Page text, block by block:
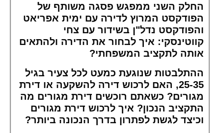
החלק השני ממפגש פסגה משותף של
הפודקסט המרוץ לדירה עם ימית אפריאט
והפודקסט נדל"ן בשידור עם צחי
קווטינסקי: איך לבחור את הדירה ולהתאים
אותה לתקציב המשפחתי?
ההתלבטות שנוגעת כמעט לכל צעיר בגיל
25-35, האם לרכוש דירה להשקעה או דירת
מגורים? כשאתם רוכשים דירת מגורים מה
התקציב הנכון? איך לרכוש דירת מגורים
וכיצד לגשת לפתרון בדרך הנכונה ביותר?